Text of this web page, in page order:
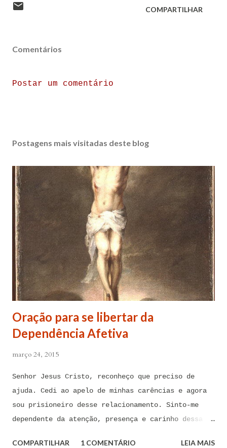
COMPARTILHAR
Comentários
Postar um comentário
Postagens mais visitadas deste blog
Oração para se libertar da
Dependência Afetiva
março 24, 2015
Senhor Jesus Cristo, reconheço que preciso de
ajuda. Cedi ao apelo de minhas carências e agora
sou prisioneiro desse relacionamento. Sinto-me
dependente da atenção, presença e carinho dessa
COMPARTILHAR 1 COMENTÁRIO LEIA MAIS